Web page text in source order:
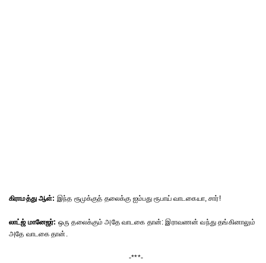
கிராமத்து ஆள்: இந்த ரூமுக்குத் தலைக்கு ஐம்பது ரூபாய் வாடகையா, சார்!
லாட்ஜ் மானேஜர்: ஒரு தலைக்கும் அதே வாடகை தான்: இராவணன் வந்து தங்கினாலும்
அதே வாடகை தான்.
-***-